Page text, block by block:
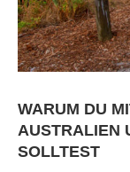
WARUM DU
AUSTRALIEN
SOLLTEST